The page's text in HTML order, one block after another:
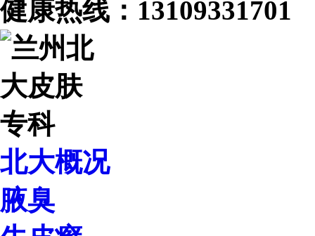
健康热线： 13109331701
北大概况
腋臭